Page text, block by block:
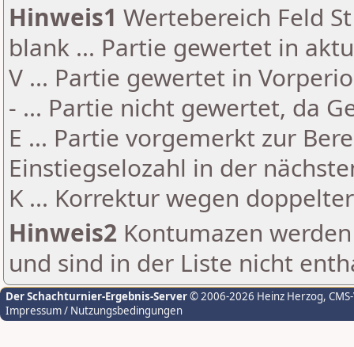
Hinweis1 Wertebereich Feld
blank ... Partie gewertet in
V ... Partie gewertet in
- ... Partie nicht gewertet, da
E ... Partie vorgemerkt zur
Einstiegselozahl in der
K ... Korrektur wegen
Hinweis2 Kontumazen
und sind in der Liste nicht
Der Schachturnier-Ergebnis-Server© 2006-2026 Heinz Herzog,
Impressum / Nutzungsbedingungen